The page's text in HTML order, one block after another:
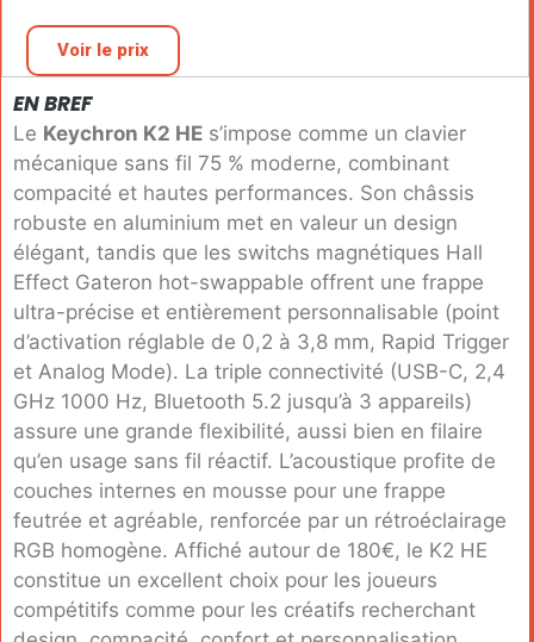
Voir le prix
EN BREF
Le Keychron K2 HE s’impose comme un clavier
mécanique sans fil 75 % moderne, combinant
compacité et hautes performances. Son châssis
robuste en aluminium met en valeur un design
élégant, tandis que les switchs magnétiques Hall
Effect Gateron hot-swappable offrent une frappe
ultra-précise et entièrement personnalisable (point
d’activation réglable de 0,2 à 3,8 mm, Rapid Trigger
et Analog Mode). La triple connectivité (USB-C, 2,4
GHz 1000 Hz, Bluetooth 5.2 jusqu’à 3 appareils)
assure une grande flexibilité, aussi bien en filaire
qu’en usage sans fil réactif. L’acoustique profite de
couches internes en mousse pour une frappe
feutrée et agréable, renforcée par un rétroéclairage
RGB homogène. Affiché autour de 180€, le K2 HE
constitue un excellent choix pour les joueurs
compétitifs comme pour les créatifs recherchant